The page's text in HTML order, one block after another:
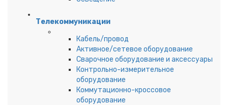
Телекоммуникации
Кабель/провод
Активное/сетевое оборудование
Сварочное оборудование и аксессуары
Контрольно-измерительное
оборудование
Коммутационно-кроссовое
оборудование